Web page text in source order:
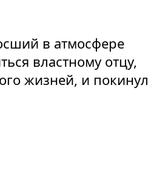
в атмосфере
властному отцу,
жизней, и покинул